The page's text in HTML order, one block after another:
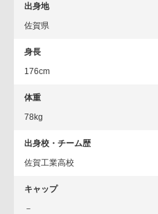
出身地
佐賀県
身長
176cm
体重
78kg
出身校・チーム歴
佐賀工業高校
キャップ
－